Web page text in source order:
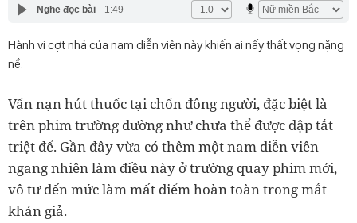
Nghe đọc bài 1:49
Hành vi cợt nhả của nam diễn viên này khiến ai nấy thất vọng nặng
nề.
Vấn nạn hút thuốc tại chốn đông người, đặc biệt là
trên phim trường dường như chưa thể được dập tắt
triệt để. Gần đây vừa có thêm một nam diễn viên
ngang nhiên làm điều này ở trường quay phim mới,
vô tư đến mức làm mất điểm hoàn toàn trong mắt
khán giả.